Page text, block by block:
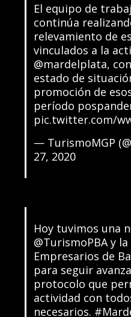
El equipo de
continúa
relevamiento de
vinculados a la
@mardelplata,
estado de
promoción de
período
pic.twitter.com/
— TurismoMGP
27, 2020
Hoy tuvimos una
@TurismoPBAy la
Empresarios de
para seguir
protocolo que
actividad con
necesarios.